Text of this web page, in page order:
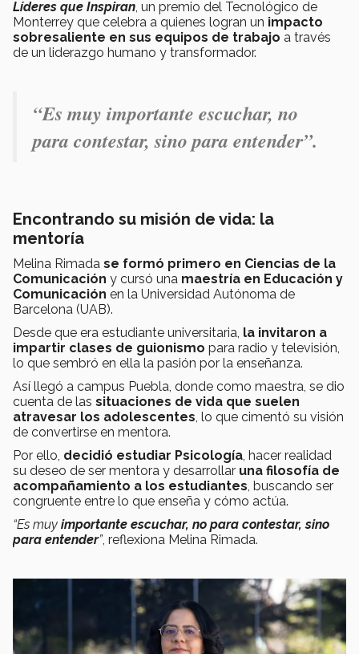
Líderes que Inspiran , un premio del Tecnológico de
Monterrey que celebra a quienes logran un impacto
sobresaliente en sus equipos de trabajo a través
de un liderazgo humano y transformador.
“Es muy importante escuchar, no
para contestar, sino para entender”.
Encontrando su misión de vida: la
mentoría
Melina Rimada se formó primero en Ciencias de la
Comunicación y cursó una maestría en Educación y
Comunicación en la Universidad Autónoma de
Barcelona (UAB).
Desde que era estudiante universitaria, la invitaron a
impartir clases de guionismo para radio y televisión,
lo que sembró en ella la pasión por la enseñanza.
Así llegó a campus Puebla, donde como maestra, se dio
cuenta de las situaciones de vida que suelen
atravesar los adolescentes , lo que cimentó su visión
de convertirse en mentora.
Por ello, decidió estudiar Psicología , hacer realidad
su deseo de ser mentora y desarrollar una filosofía de
acompañamiento a los estudiantes , buscando ser
congruente entre lo que enseña y cómo actúa.
“Es muy importante escuchar, no para contestar, sino
para entender”, reflexiona Melina Rimada.